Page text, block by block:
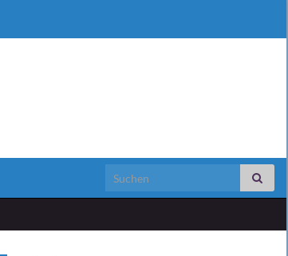
Search for: